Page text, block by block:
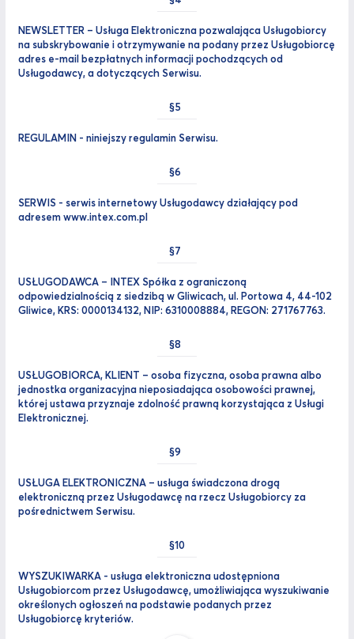
NEWSLETTER – Usługa Elektroniczna pozwalająca Usługobiorcy
na subskrybowanie i otrzymywanie na podany przez Usługobiorcę
adres e-mail bezpłatnych informacji pochodzących od
Usługodawcy, a dotyczących Serwisu.
REGULAMIN - niniejszy regulamin Serwisu.
SERWIS - serwis internetowy Usługodawcy działający pod
adresem www.intex.com.pl
USŁUGODAWCA – INTEX Spółka z ograniczoną
odpowiedzialnością z siedzibą w Gliwicach, ul. Portowa 4, 44-102
Gliwice, KRS: 0000134132, NIP: 6310008884, REGON: 271767763.
USŁUGOBIORCA, KLIENT – osoba fizyczna, osoba prawna albo
jednostka organizacyjna nieposiadająca osobowości prawnej,
której ustawa przyznaje zdolność prawną korzystająca z Usługi
Elektronicznej.
USŁUGA ELEKTRONICZNA – usługa świadczona drogą
elektroniczną przez Usługodawcę na rzecz Usługobiorcy za
pośrednictwem Serwisu.
WYSZUKIWARKA - usługa elektroniczna udostępniona
Usługobiorcom przez Usługodawcę, umożliwiająca wyszukiwanie
określonych ogłoszeń na podstawie podanych przez
Usługobiorcę kryteriów.